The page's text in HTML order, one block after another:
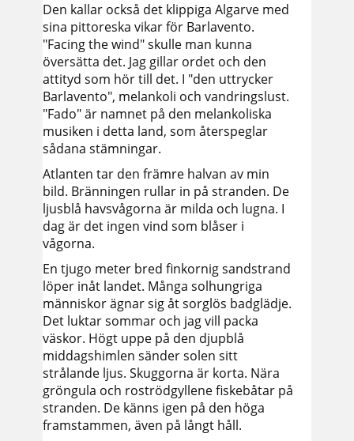
Den kallar också det klippiga Algarve med
sina pittoreska vikar för Barlavento.
"Facing the wind" skulle man kunna
översätta det. Jag gillar ordet och den
attityd som hör till det. I "den uttrycker
Barlavento", melankoli och vandringslust.
"Fado" är namnet på den melankoliska
musiken i detta land, som återspeglar
sådana stämningar.
Atlanten tar den främre halvan av min
bild. Bränningen rullar in på stranden. De
ljusblå havsvågorna är milda och lugna. I
dag är det ingen vind som blåser i
vågorna.
En tjugo meter bred finkornig sandstrand
löper inåt landet. Många solhungriga
människor ägnar sig åt sorglös badglädje.
Det luktar sommar och jag vill packa
väskor. Högt uppe på den djupblå
middagshimlen sänder solen sitt
strålande ljus. Skuggorna är korta. Nära
gröngula och roströdgyllene fiskebåtar på
stranden. De känns igen på den höga
framstammen, även på långt håll.